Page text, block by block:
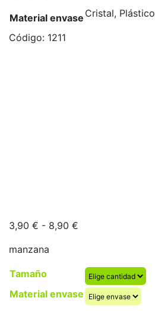
Material envase Cristal, Plástico
Código: 1211
3,90 € - 8,90 €
desde
3,90 €
hasta
manzana
Tamaño
Material envase